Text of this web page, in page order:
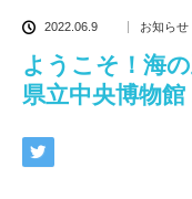
2022.06.9 お知らせ
ようこそ！海
県立中央博物